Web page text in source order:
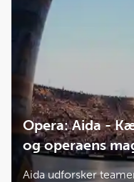
Opera: Aida -
og operaens
Aida udforsker